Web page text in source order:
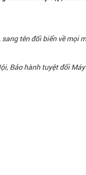
tên đổi biển về mọi
Bảo hành tuyệt đối